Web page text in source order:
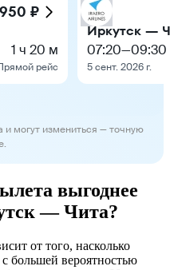
₽
1 ч 20 м
рейс
Иркутск —
07:20—09:30
5 сент. 2026 г.
могут измениться — точную
выгоднее
— Чита?
от того, насколько
большей вероятностью